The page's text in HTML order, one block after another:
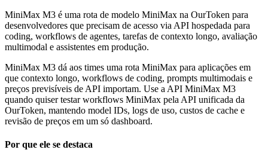
MiniMax M3 é uma rota de modelo MiniMax na OurToken para
desenvolvedores que precisam de acesso via API hospedada para
coding, workflows de agentes, tarefas de contexto longo, avaliação
multimodal e assistentes em produção.
MiniMax M3 dá aos times uma rota MiniMax para aplicações em
que contexto longo, workflows de coding, prompts multimodais e
preços previsíveis de API importam. Use a API MiniMax M3
quando quiser testar workflows MiniMax pela API unificada da
OurToken, mantendo model IDs, logs de uso, custos de cache e
revisão de preços em um só dashboard.
Por que ele se destaca